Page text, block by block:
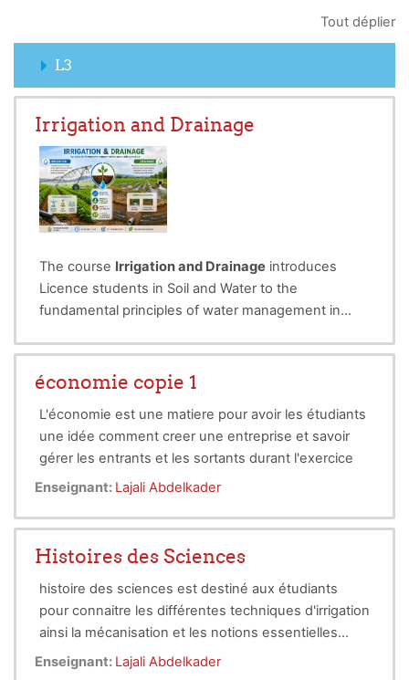
Tout déplier
L3
Irrigation and Drainage
The course Irrigation and Drainage introduces
Licence students in Soil and Water to the
fundamental principles of water management in
requirements, basic irrigation methods, and the
essential role of drainage in preventing
waterlogging and salinity. Emphasis is placed on
practical applications, enabling students to perform
simple calculations and adopt efficient strategies for
sustainable use of water resources under field
conditions.
économie copie 1
L'économie est une matiere pour avoir les étudiants
une idée comment creer une entreprise et savoir
gérer les entrants et les sortants durant l'exercice
Enseignant: Lajali Abdelkader
Histoires des Sciences
histoire des sciences est destiné aux étudiants
pour connaitre les différentes techniques d'irrigation
ainsi la mécanisation et les notions essentielles
quant a l'eau.
Enseignant: Lajali Abdelkader